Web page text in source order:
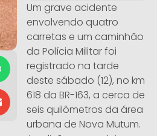
Um grave acidente
envolvendo quatro
carretas e um caminhão
da Polícia Militar foi
registrado na tarde
deste sábado (12), no km
618 da BR-163, a cerca de
seis quilômetros da área
urbana de Nova Mutum.